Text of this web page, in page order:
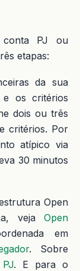
conta PJ ou
etapas:
da sua
e os critérios
dois ou três
critérios. Por
atípico via
30 minutos
Open
veja Open
em
. Sobre
. E para o